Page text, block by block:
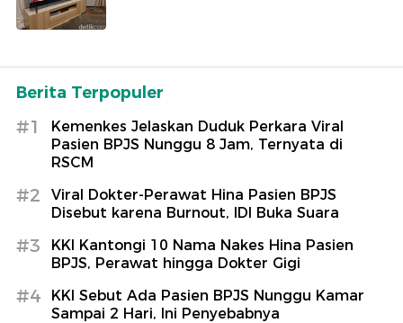
Berita Terpopuler
#1
Kemenkes Jelaskan Duduk Perkara Viral
Pasien BPJS Nunggu 8 Jam, Ternyata di
RSCM
#2
Viral Dokter-Perawat Hina Pasien BPJS
Disebut karena Burnout, IDI Buka Suara
#3
KKI Kantongi 10 Nama Nakes Hina Pasien
BPJS, Perawat hingga Dokter Gigi
#4
KKI Sebut Ada Pasien BPJS Nunggu Kamar
Sampai 2 Hari, Ini Penyebabnya